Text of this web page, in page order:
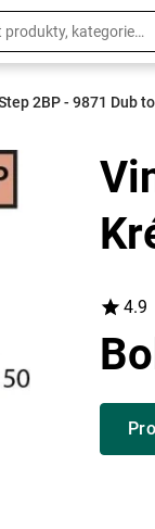
2BP - 9871 Dub
4.9